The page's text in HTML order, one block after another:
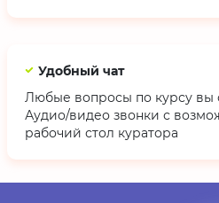
Удобный чат
Любые вопросы по курсу вы
Аудио/видео звонки с
рабочий стол куратора